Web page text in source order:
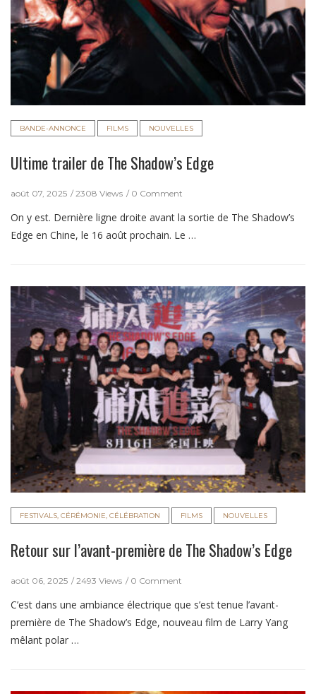
BANDE-ANNONCE FILMS NOUVELLES
Ultime trailer de The Shadow’s Edge
août 07, 2025 2308 Views 0 Comment
On y est. Dernière ligne droite avant la sortie de The Shadow’s
Edge en Chine, le 16 août prochain. Le …
FESTIVALS, CÉRÉMONIE, CÉLÉBRATION FILMS NOUVELLES
Retour sur l’avant-première de The Shadow’s Edge
août 06, 2025 2493 Views 0 Comment
C’est dans une ambiance électrique que s’est tenue l’avant-
première de The Shadow’s Edge, nouveau film de Larry Yang
mêlant polar …